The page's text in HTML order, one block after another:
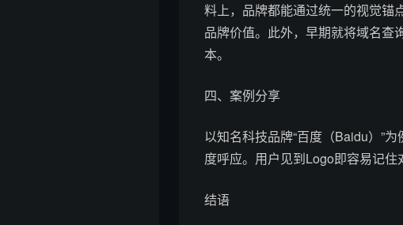
料上，品牌都能通过统一的视觉锚
品牌价值。此外，早期就将域名查
本。
四、案例分享
以知名科技品牌“百度（Baidu）”
度呼应。用户见到Logo即容易记住
结语